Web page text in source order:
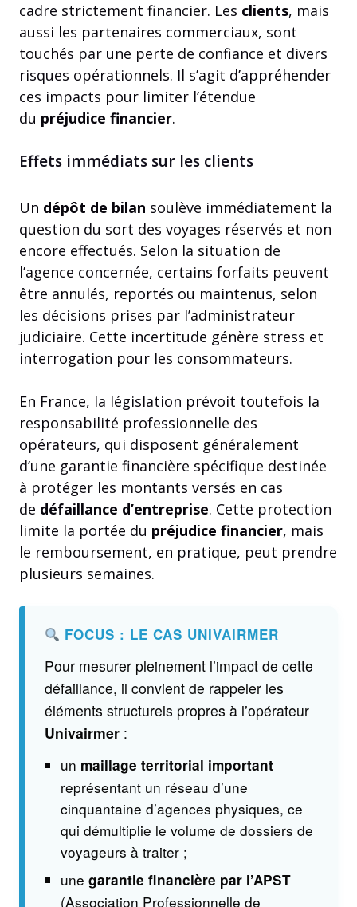
cadre strictement financier. Les clients, mais
aussi les partenaires commerciaux, sont
touchés par une perte de confiance et divers
risques opérationnels. Il s’agit d’appréhender
ces impacts pour limiter l’étendue
du préjudice financier.
Effets immédiats sur les clients
Un dépôt de bilan soulève immédiatement la
question du sort des voyages réservés et non
encore effectués. Selon la situation de
l’agence concernée, certains forfaits peuvent
être annulés, reportés ou maintenus, selon
les décisions prises par l’administrateur
judiciaire. Cette incertitude génère stress et
interrogation pour les consommateurs.
En France, la législation prévoit toutefois la
responsabilité professionnelle des
opérateurs, qui disposent généralement
d’une garantie financière spécifique destinée
à protéger les montants versés en cas
de défaillance d’entreprise. Cette protection
limite la portée du préjudice financier, mais
le remboursement, en pratique, peut prendre
plusieurs semaines.
FOCUS : LE CAS UNIVAIRMER
Pour mesurer pleinement l’impact de cette
défaillance, il convient de rappeler les
éléments structurels propres à l’opérateur
Univairmer :
un maillage territorial important
représentant un réseau d’une
cinquantaine d’agences physiques, ce
qui démultiplie le volume de dossiers de
voyageurs à traiter ;
une garantie financière par l’APST
(Association Professionnelle de